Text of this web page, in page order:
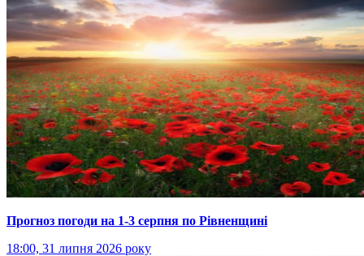
Прогноз погоди на 1-3 серпня по Рівненщині
18:00, 31 липня 2026 року